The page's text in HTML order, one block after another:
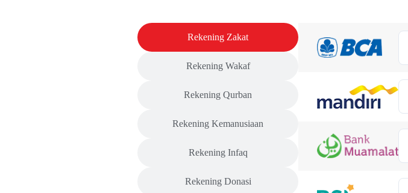
Rekening Zakat
Rekening Wakaf
Rekening Qurban
Rekening Kemanusiaan
Rekening Infaq
Rekening Donasi